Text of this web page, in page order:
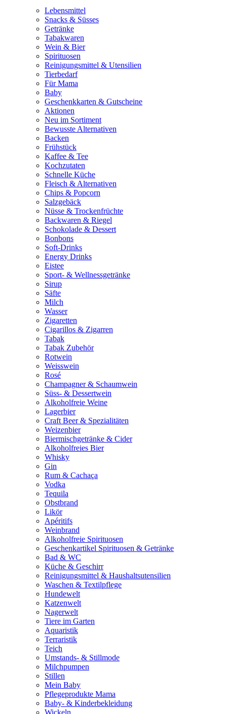
Lebensmittel
Snacks & Süsses
Getränke
Tabakwaren
Wein & Bier
Spirituosen
Reinigungsmittel & Utensilien
Tierbedarf
Für Mama
Baby
Geschenkkarten & Gutscheine
Aktionen
Neu im Sortiment
Bewusste Alternativen
Backen
Frühstück
Kaffee & Tee
Kochzutaten
Schnelle Küche
Fleisch & Alternativen
Chips & Popcorn
Salzgebäck
Nüsse & Trockenfrüchte
Backwaren & Riegel
Schokolade & Dessert
Bonbons
Soft-Drinks
Energy Drinks
Eistee
Sport- & Wellnessgetränke
Sirup
Säfte
Milch
Wasser
Zigaretten
Cigarillos & Zigarren
Tabak
Tabak Zubehör
Rotwein
Weisswein
Rosé
Champagner & Schaumwein
Süss- & Dessertwein
Alkoholfreie Weine
Lagerbier
Craft Beer & Spezialitäten
Weizenbier
Biermischgetränke & Cider
Alkoholfreies Bier
Whisky
Gin
Rum & Cachaça
Vodka
Tequila
Obstbrand
Likör
Apéritifs
Weinbrand
Alkoholfreie Spirituosen
Geschenkartikel Spirituosen & Getränke
Bad & WC
Küche & Geschirr
Reinigungsmittel & Haushaltsutensilien
Waschen & Textilpflege
Hundewelt
Katzenwelt
Nagerwelt
Tiere im Garten
Aquaristik
Terraristik
Teich
Umstands- & Stillmode
Milchpumpen
Stillen
Mein Baby
Pflegeprodukte Mama
Baby- & Kinderbekleidung
Wickeln